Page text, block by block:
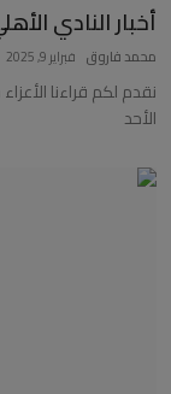
أخبار النادي
محمد فاروق فبراير 9, 2025
نقدم لكم قراءنا
الأحد